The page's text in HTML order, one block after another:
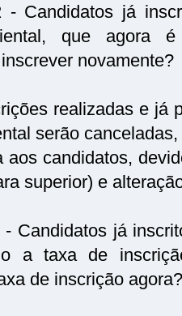
- Candidatos já
que agora
novamente?
realizadas e já
serão
aos candidatos,
superior) e
Candidatos já
a taxa de
de inscrição agora?